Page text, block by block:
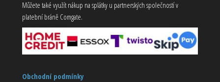
Můžete také využít nákup na splátky u partnerských společností v
platební bráně Comgate.
Obchodní podmínky